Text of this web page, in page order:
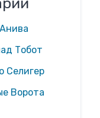
Тобот
Селигер
Ворота